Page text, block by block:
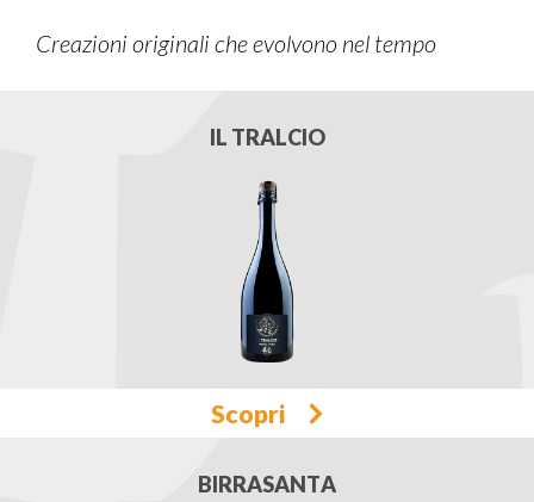
Creazioni originali che evolvono nel tempo
IL TRALCIO
Scopri
BIRRASANTA